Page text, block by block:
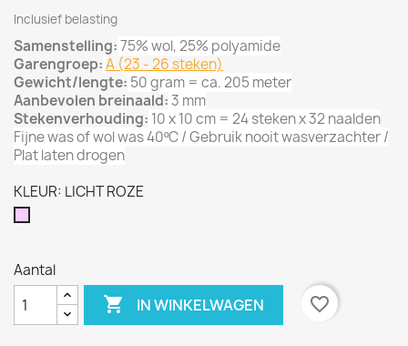
Inclusief belasting
Samenstelling:75% wol, 25% polyamide
Garengroep:A (23 - 26 steken)
Gewicht/lengte: 50 gram = ca. 205 meter
Aanbevolen breinaald:3 mm
Stekenverhouding: 10 x 10 cm = 24 steken x 32 naalden
Fijne was of wol was 40ºC / Gebruik nooit wasverzachter /
Plat laten drogen
KLEUR: LICHT ROZE
Aantal
 IN WINKELWAGEN favorite_border